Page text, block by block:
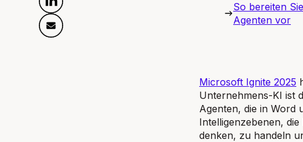
So bereiten
Agenten vor
Microsoft Ignite 2025
Unternehmens-KI ist
Agenten, die in Word
Intelligenzebenen,
denken, zu handeln